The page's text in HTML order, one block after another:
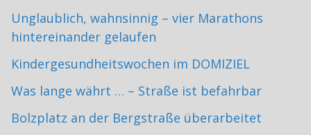
Unglaublich, wahnsinnig – vier Marathons
hintereinander gelaufen
Kindergesundheitswochen im DOMIZIEL
Was lange währt … – Straße ist befahrbar
Bolzplatz an der Bergstraße überarbeitet